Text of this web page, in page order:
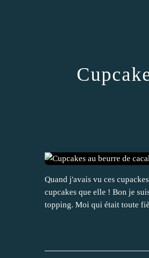
Quand j'avais vu ces
cupcakes que elle ! Bon je
topping. Moi qui était toute